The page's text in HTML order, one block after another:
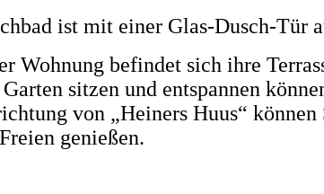
ist mit einer Glas-Dusch-Tür
Wohnung befindet sich ihre
sitzen und entspannen
von „Heiners Huus“ können
genießen.